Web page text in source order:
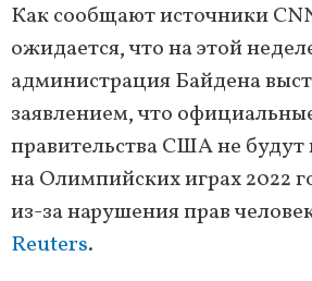
Как сообщают источники
ожидается, что на этой
администрация Байдена
заявлением, что
правительства США не будут
на Олимпийских играх 2022
из-за нарушения прав
Reuters.